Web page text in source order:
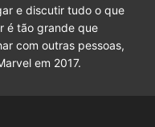
e discutir tudo o que
é tão grande que
com outras pessoas,
em 2017.